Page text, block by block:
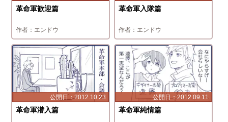
革命軍歓迎篇
エンドウ
革命軍入隊篇
エンドウ
2012.10.23
革命軍潜入篇
2012.09.11
革命軍純情篇